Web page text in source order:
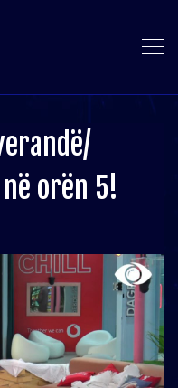
orën 5!